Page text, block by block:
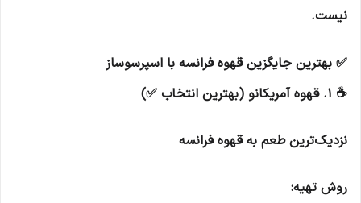
نیست.
✅ بهترین جایگزین قهوه فرانسه با اسپرسوساز
☕ 1. قهوه آمریکانو (بهترین انتخاب ✅)
نزدیک‌ترین طعم به قهوه فرانسه
روش تهیه: